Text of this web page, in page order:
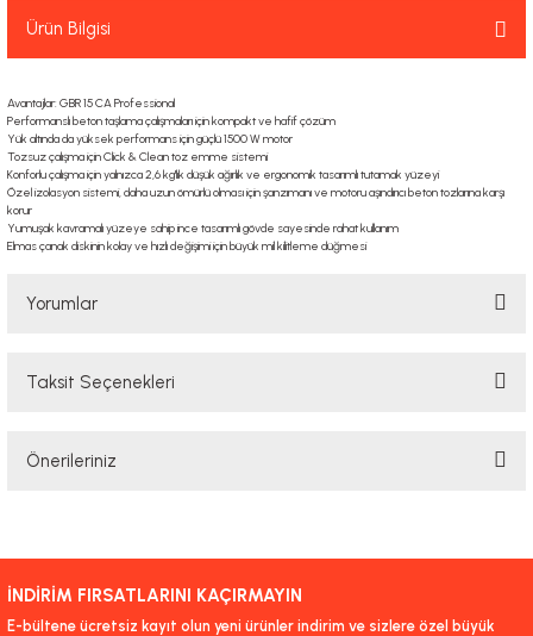
Ürün Bilgisi
Avantajlar: GBR 15 CA Professional
Performanslı beton taşlama çalışmaları için kompakt ve hafif çözüm
Yük altında da yüksek performans için güçlü 1500 W motor
Tozsuz çalışma için Click & Clean toz emme sistemi
Konforlu çalışma için yalnızca 2,6 kg'lık düşük ağırlık ve ergonomik tasarımlı tutamak yüzeyi
Özel izolasyon sistemi, daha uzun ömürlü olması için şanzımanı ve motoru aşındırıcı beton tozlarına karşı
korur
Yumuşak kavramalı yüzeye sahip ince tasarımlı gövde sayesinde rahat kullanım
Elmas çanak diskinin kolay ve hızlı değişimi için büyük mil kilitleme düğmesi
Yorumlar
Taksit Seçenekleri
Önerileriniz
yetersiz gördüğünüz noktaları öneri formunu kullanarak tarafımıza
iletebilirsiniz.
Görüş ve önerileriniz için teşekkür ederiz.
İNDİRİM FIRSATLARINI KAÇIRMAYIN
E-bültene ücretsiz kayıt olun yeni ürünler indirim ve sizlere özel büyük